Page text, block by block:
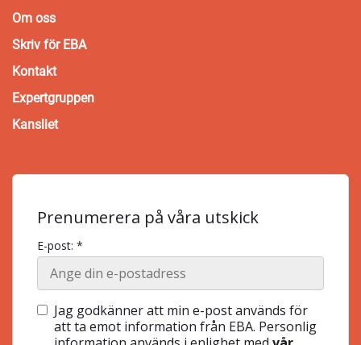
Om oss
Skriv för EBA
Kontakt
Expertgruppen
Kansliet
Prenumerera på våra utskick
E-post: *
Jag godkänner att min e-post används för
att ta emot information från EBA. Personlig